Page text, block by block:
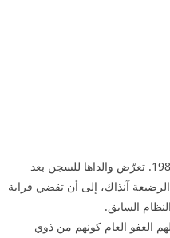
قاصة وروائية عراقية من مواليد بغداد 1984. تعرّض والداها للسجن بعد
آنذاك، إلى أن تقضي قرابة
السابق.
1986 حينما شملهم العفو العام كونهم من ذوي